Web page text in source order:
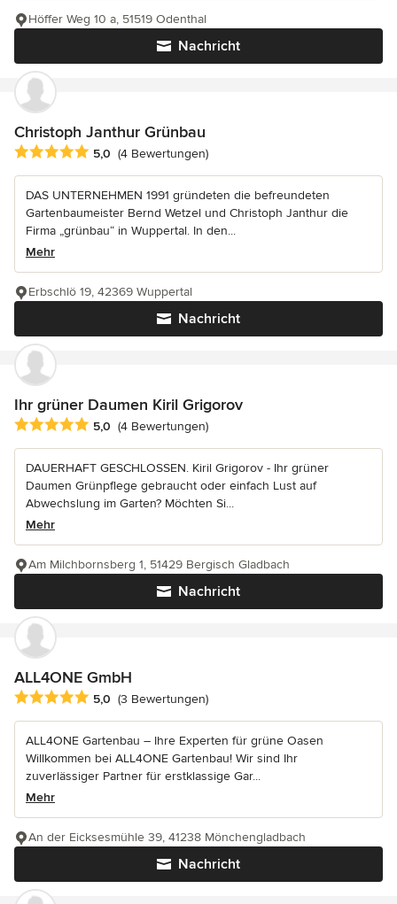
Nachricht
Höffer Weg 10 a, 51519 Odenthal
Christoph Janthur Grünbau
Durchschnittliche Bewertung: 5 von 5 Sternen
5,0 (4 Bewertungen)
DAS UNTERNEHMEN 1991 gründeten die befreundeten
Gartenbaumeister Bernd Wetzel und Christoph Janthur die
Firma „grünbau“ in Wuppertal. In den...
Mehr
Nachricht
Erbschlö 19, 42369 Wuppertal
Ihr grüner Daumen Kiril Grigorov
Durchschnittliche Bewertung: 5 von 5 Sternen
5,0 (4 Bewertungen)
DAUERHAFT GESCHLOSSEN. Kiril Grigorov - Ihr grüner
Daumen Grünpflege gebraucht oder einfach Lust auf
Abwechslung im Garten? Möchten Si...
Mehr
Nachricht
Am Milchbornsberg 1, 51429 Bergisch Gladbach
ALL4ONE GmbH
Durchschnittliche Bewertung: 5 von 5 Sternen
5,0 (3 Bewertungen)
ALL4ONE Gartenbau – Ihre Experten für grüne Oasen
Willkommen bei ALL4ONE Gartenbau! Wir sind Ihr
zuverlässiger Partner für erstklassige Gar...
Mehr
Nachricht
An der Eicksesmühle 39, 41238 Mönchengladbach